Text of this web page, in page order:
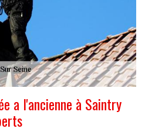
a l'ancienne à Saintry